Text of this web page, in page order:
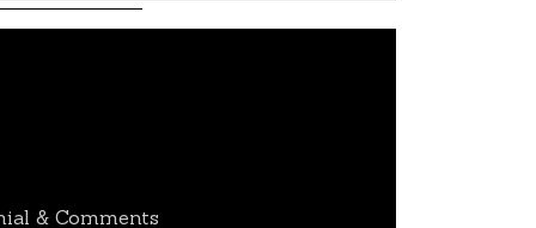
& Comments